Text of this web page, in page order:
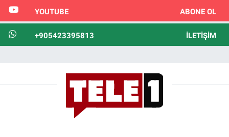
YOUTUBE ABONE OL
+905423395813 İLETIŞIM